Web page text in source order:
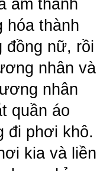
âm thanh
hóa thành
đồng nữ, rồi
nhân và
nhân
quần áo
đi phơi khô.
kia và liền